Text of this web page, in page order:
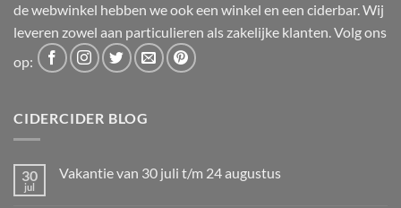
de webwinkel hebben we ook een winkel en een ciderbar. Wij
leveren zowel aan particulieren als zakelijke klanten. Volg ons
op:
CIDERCIDER BLOG
30
jul
Vakantie van 30 juli t/m 24 augustus